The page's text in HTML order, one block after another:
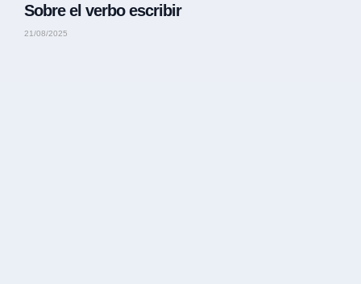
Sobre el verbo escribir
21/08/2025